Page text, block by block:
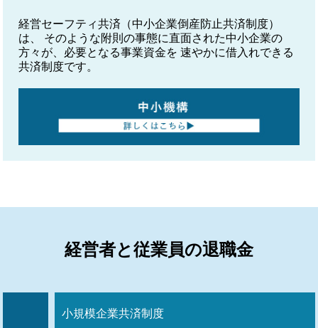
経営セーフティ共済（中小企業倒産防止共済制度）
は、 そのような附則の事態に直面された中小企業の
方々が、必要となる事業資金を 速やかに借入れできる
共済制度です。
経営者と従業員の退職金
小規模企業共済制度